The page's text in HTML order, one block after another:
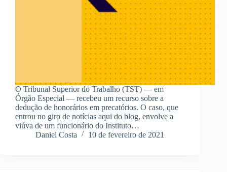
O Tribunal Superior do Trabalho (TST) — em
Órgão Especial — recebeu um recurso sobre a
dedução de honorários em precatórios. O caso, que
entrou no giro de notícias aqui do blog, envolve a
viúva de um funcionário do Instituto…
Daniel Costa
10 de fevereiro de 2021